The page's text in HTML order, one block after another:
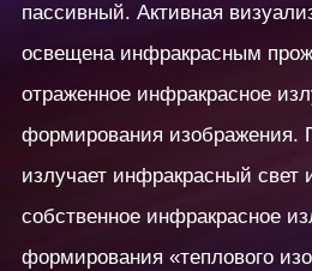
пассивный. Активная
освещена инфракрасным
отраженное инфракрасное
формирования изображения.
излучает инфракрасный свет
собственное инфракрасное
формирования «теплового